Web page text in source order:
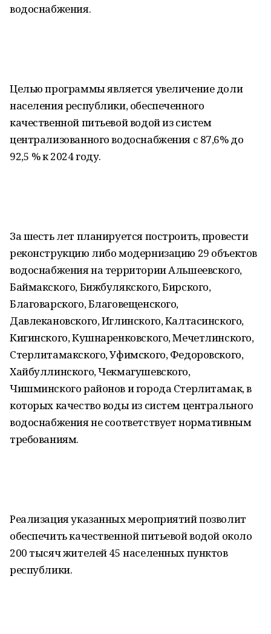
водоснабжения.
Целью программы является увеличение доли
населения республики, обеспеченного
качественной питьевой водой из систем
централизованного водоснабжения с 87,6% до
92,5 % к 2024 году.
За шесть лет планируется построить, провести
реконструкцию либо модернизацию 29 объектов
водоснабжения на территории Альшеевского,
Баймакского, Бижбулякского, Бирского,
Благоварского, Благовещенского,
Давлекановского, Иглинского, Калтасинского,
Кигинского, Кушнаренковского, Мечетлинского,
Стерлитамакского, Уфимского, Федоровского,
Хайбуллинского, Чекмагушевского,
Чишминского районов и города Стерлитамак, в
которых качество воды из систем центрального
водоснабжения не соответствует нормативным
требованиям.
Реализация указанных мероприятий позволит
обеспечить качественной питьевой водой около
200 тысяч жителей 45 населенных пунктов
республики.